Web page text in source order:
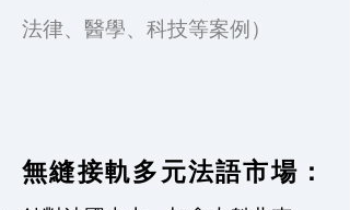
法律、醫學、科技等案例）
無縫接軌多元法語市場：